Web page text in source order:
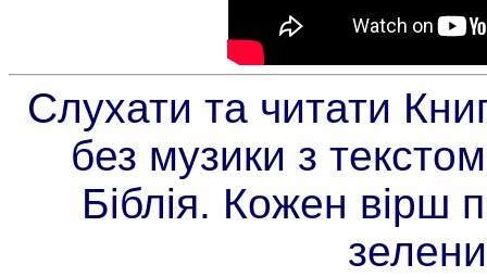
Слухати та читати
без музики з
Біблія. Кожен вірш